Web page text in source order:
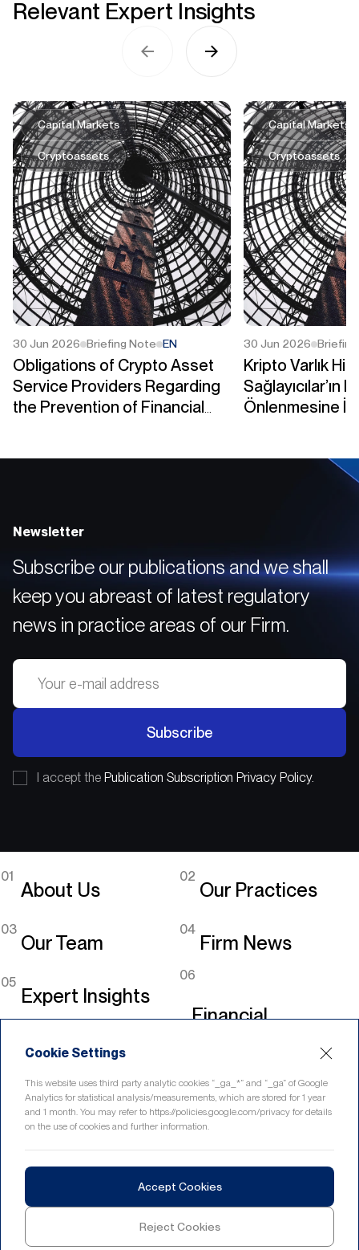
Relevant Expert Insights
Capital Markets
Cryptoassets
30 Jun 2026 Briefing Note EN
Obligations of Crypto Asset
Service Providers Regarding
the Prevention of Financial
Capital Markets
Cryptoassets
30 Jun 2026
Kripto Varlık
Sağlayıcılar’ın
Önlenmesine
Newsletter
Subscribe our publications and we shall
keep you abreast of latest regulatory
news in practice areas of our Firm.
Subscribe
I accept the Publication Subscription Privacy Policy.
01
About Us
02
Our Practices
03
Our Team
04
Firm News
05
Expert Insights
06
Financial
design by
Cookie Settings
This website uses third party analytic cookies “_ga_*” and “_ga” of Google
Analytics for statistical analysis/measurements, which are stored for 1 year
and 1 month. You may refer to https://policies.google.com/privacy for details
on the use of cookies and further information.
Accept Cookies
Reject Cookies